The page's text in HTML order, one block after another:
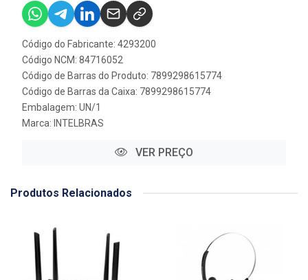
Código do Fabricante: 4293200
Código NCM: 84716052
Código de Barras do Produto: 7899298615774
Código de Barras da Caixa: 7899298615774
Embalagem: UN/1
Marca: INTELBRAS
VER PREÇO
Produtos Relacionados